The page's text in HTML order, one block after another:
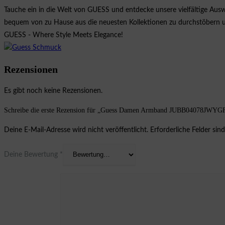
Tauche ein in die Welt von GUESS und entdecke unsere vielfältige
bequem von zu Hause aus die neuesten Kollektionen zu
GUESS - Where Style Meets Elegance!
Rezensionen
Es gibt noch keine Rezensionen.
Schreibe die erste Rezension für „Guess Damen Armband
Deine E-Mail-Adresse wird nicht veröffentlicht. Erforderliche Felder
Deine Bewertung *